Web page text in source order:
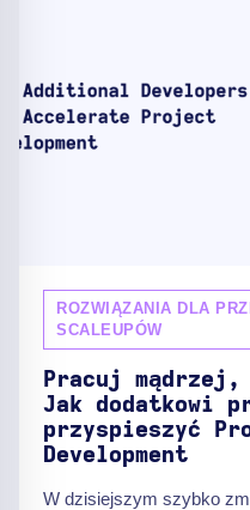
ROZWIĄZANIA DLA
SCALEUPÓW
Pracuj
Jak dodatkowi
przyspieszyć
Development
W dzisiejszym szybko